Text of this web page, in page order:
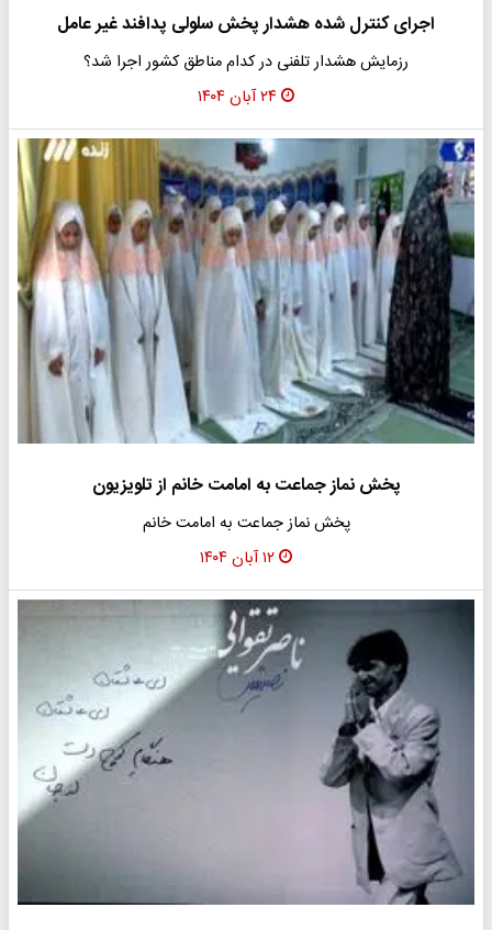
اجرای کنترل شده هشدار پخش سلولی پدافند غیر عامل
رزمایش هشدار تلفنی در کدام مناطق کشور اجرا شد؟
۲۴ آبان ۱۴۰۴
پخش نماز جماعت به امامت خانم از تلویزیون
پخش نماز جماعت به امامت خانم
۱۲ آبان ۱۴۰۴